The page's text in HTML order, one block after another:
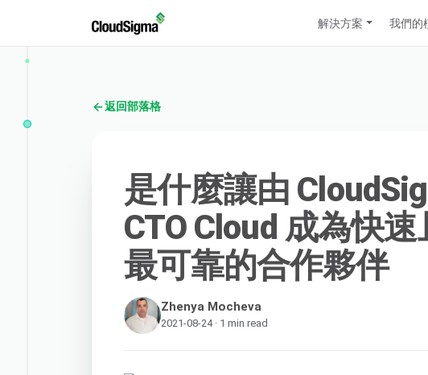
解決方案 我們的
返回部落格
是什麼讓由
CTO Cloud 成為快
最可靠的合作夥伴
Zhenya Mocheva
2021-08-24 · 1 min read